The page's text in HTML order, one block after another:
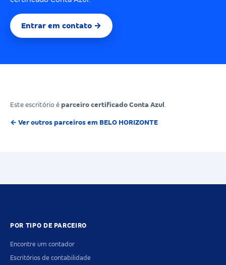
Entrar em contato →
Este escritório é parceiro certificado Conta Azul
← Ver outros parceiros em BELO HORIZONTE
POR TIPO DE PARCEIRO
Encontre um contador
Escritórios de contabilidade